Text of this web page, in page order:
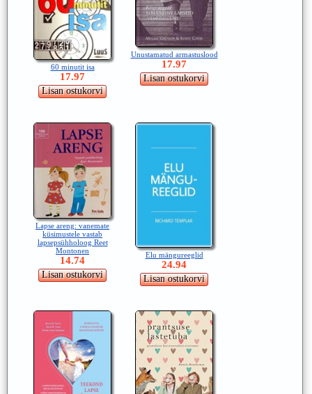
60 minutit isa
17.97
Unustamatud armastuslood
17.97
Lapse areng: vanemate
küsimustele vastab
lapsepsühholoog Reet
Montonen
14.74
Elu mängureeglid
24.94